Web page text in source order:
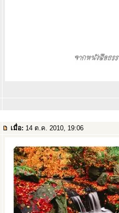
เมื่อ: 14 ต.ค. 2010, 19:06